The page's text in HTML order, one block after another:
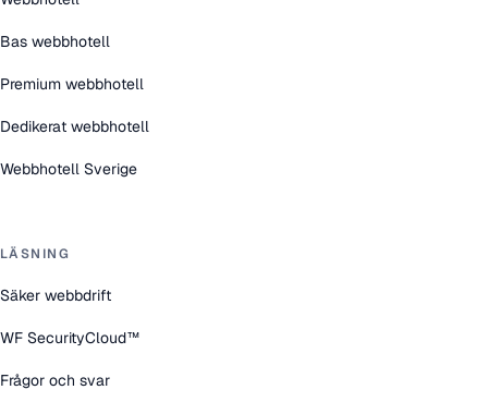
Bas webbhotell
Premium webbhotell
Dedikerat webbhotell
Webbhotell Sverige
LÄSNING
Säker webbdrift
WF SecurityCloud™
Frågor och svar